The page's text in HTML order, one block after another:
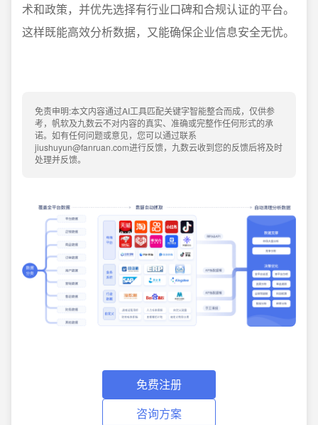
术和政策，并优先选择有行业口碑和合规认证的平台。
这样既能高效分析数据，又能确保企业信息安全无忧。
免责申明:本文内容通过AI工具匹配关键字智能整合而成，仅供参
考，帆软及九数云不对内容的真实、准确或完整作任何形式的承
诺。如有任何问题或意见，您可以通过联系
jiushuyun@fanruan.com进行反馈，九数云收到您的反馈后将及时
处理并反馈。
免费注册
咨询方案